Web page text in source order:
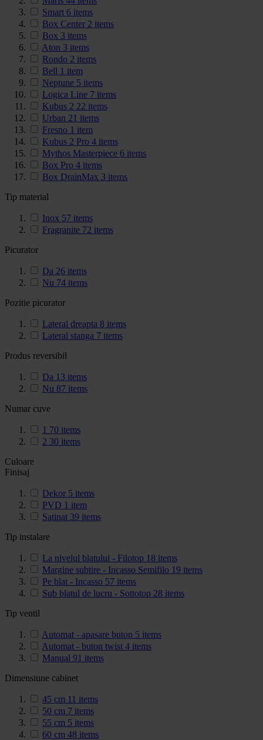
Smart 6 items
Box Center 2 items
Box 3 items
Aton 3 items
Rondo 2 items
Bell 1 item
Neptune 5 items
Logica Line 7 items
Kubus 2 22 items
Urban 21 items
Fresno 1 item
Kubus 2 Pro 4 items
Mythos Masterpiece 6 items
Box Pro 4 items
Box DrainMax 3 items
Tip material
Inox 57 items
Fragranite 72 items
Picurator
Da 26 items
Nu 74 items
Pozitie picurator
Lateral dreapta 8 items
Lateral stanga 7 items
Produs reversibil
Da 13 items
Nu 87 items
Numar cuve
1 70 items
2 30 items
Culoare
Finisaj
Dekor 5 items
PVD 1 item
Satinat 39 items
Tip instalare
La nivelul blatului - Filotop 18 items
Margine subtire - Incasso Semifilo 19 items
Pe blat - Incasso 57 items
Sub blatul de lucru - Sottotop 28 items
Tip ventil
Automat - apasare buton 5 items
Automat - buton twist 4 items
Manual 91 items
Dimensiune cabinet
45 cm 11 items
50 cm 7 items
55 cm 5 items
60 cm 48 items